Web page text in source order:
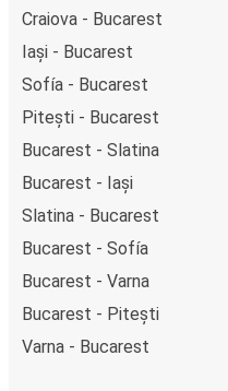
Craiova - Bucarest
Iași - Bucarest
Sofía - Bucarest
Pitești - Bucarest
Bucarest - Slatina
Bucarest - Iași
Slatina - Bucarest
Bucarest - Sofía
Bucarest - Varna
Bucarest - Pitești
Varna - Bucarest